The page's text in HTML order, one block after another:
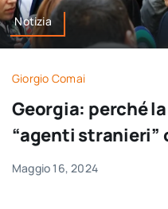
Notizia
Giorgio Comai
Georgia: perché
“agenti stranieri”
Maggio 16, 2024